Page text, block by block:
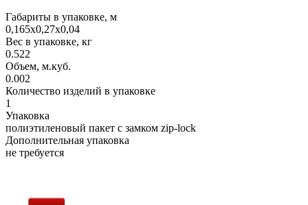
Габариты в упаковке, м
0,165х0,27х0,04
Вес в упаковке, кг
0.522
Объем, м.куб.
0.002
Количество изделий в упаковке
1
Упаковка
полиэтиленовый пакет с замком zip-lock
Дополнительная упаковка
не требуется